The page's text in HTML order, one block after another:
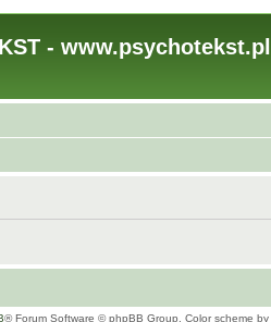
- www.psychotekst.pl
® Forum Software © phpBB Group. Color scheme by